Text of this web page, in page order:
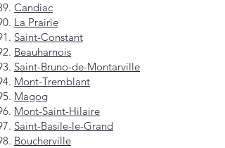
Candiac
La Prairie
Saint-Constant
Beauharnois
Saint-Bruno-de-Montarville
Mont-Tremblant
Magog
Mont-Saint-Hilaire
Saint-Basile-le-Grand
Boucherville